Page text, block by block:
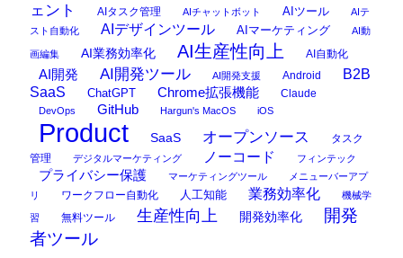
ェント
AIタスク管理 AIチャットボット AIツール
AIテ
スト自動化
AIデザインツール AIマーケティング AI動
画編集 AI業務効率化 AI生産性向上 AI自動化
AI開発 AI開発ツール AI開発支援 Android
B2B
SaaS
ChatGPT Chrome拡張機能 Claude
DevOps GitHub Hargun's MacOS iOS
Product SaaS オープンソース
タスク
管理
デジタルマーケティング ノーコード フィンテック
プライバシー保護 マーケティングツール
メニューバーアプ
リ
ワークフロー自動化 人工知能 業務効率化 機械学
習 無料ツール 生産性向上 開発効率化
開発
者ツール